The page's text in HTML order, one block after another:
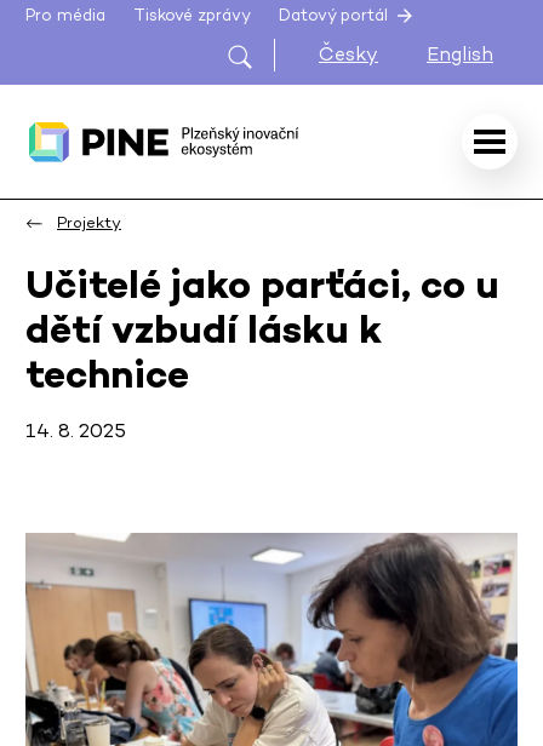
Pro média Tiskové zprávy Datový portál
Česky English
Projekty
Učitelé jako parťáci, co u
dětí vzbudí lásku k
technice
14. 8. 2025